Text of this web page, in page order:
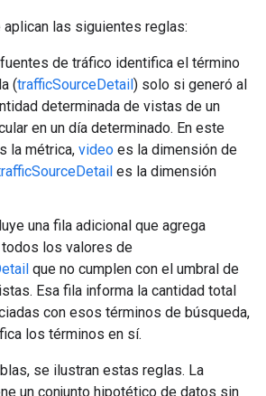
las siguientes reglas:
de tráfico identifica el término
(trafficSourceDetail) solo si generó al
determinada de vistas de un
en un día determinado. En este
la métrica, video es la dimensión de
es la dimensión
una fila adicional que agrega
los valores de
que no cumplen con el umbral de
Esa fila informa la cantidad total
con esos términos de búsqueda,
los términos en sí.
se ilustran estas reglas. La
un conjunto hipotético de datos sin